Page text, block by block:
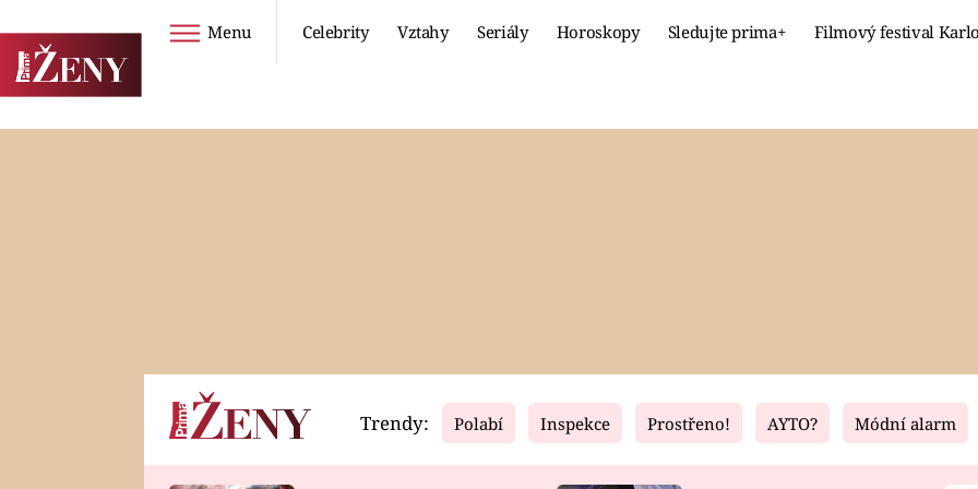
Menu Celebrity Vztahy Seriály Horoskopy Sledujte prima+ Filmový festival
Horoskopy Video Fresh Living
Trendy: Polabí Inspekce Prostřeno! AYTO? Módní alarm